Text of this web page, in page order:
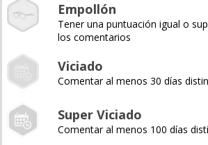
Empollón
Tener una puntuación igual o
los comentarios
Viciado
Comentar al menos 30 días
Super Viciado
Comentar al menos 100 días